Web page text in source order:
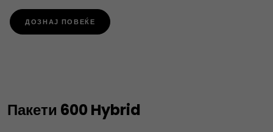
ДОЗНАЈ ПОВЕЌЕ
Пакети 600 Hybrid